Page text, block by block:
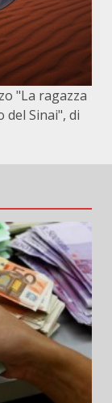
"La ragazza
Sinai", di